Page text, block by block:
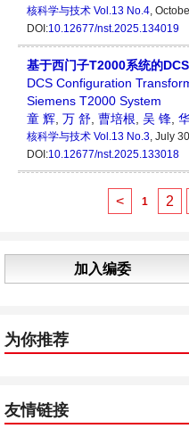
核科学与技术 Vol.13 No.4,
DOI:10.12677/nst.2025.134019
基于西门子T2000系统的
DCS Configuration
Siemens T2000 System
童 辉 万 舒 曹培根 吴 锋
核科学与技术 Vol.13 No.3, July
DOI:10.12677/nst.2025.133018
< 1 2
加入编委
为你推荐
友情链接